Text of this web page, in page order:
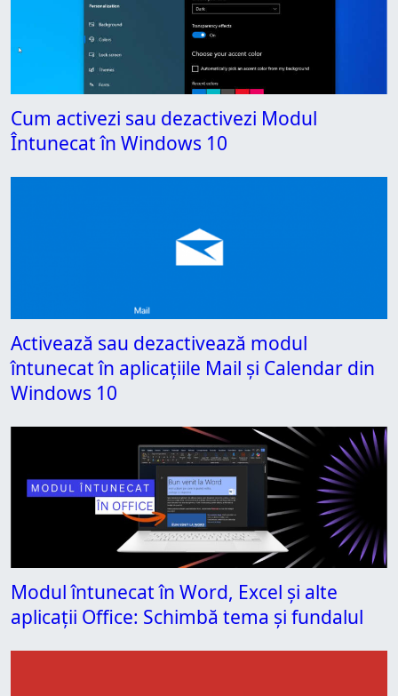
Cum activezi sau dezactivezi Modul
Întunecat în Windows 10
Activează sau dezactivează modul
întunecat în aplicațiile Mail și Calendar din
Windows 10
Modul întunecat în Word, Excel și alte
aplicații Office: Schimbă tema și fundalul